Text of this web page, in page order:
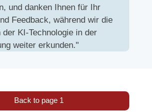
und danken Ihnen für Ihr
Feedback, während wir die
KI-Technologie in der
weiter erkunden."
Back to page 1